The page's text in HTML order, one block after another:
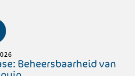
Beheersbaarheid van